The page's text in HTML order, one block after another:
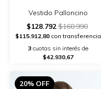
Vestido Palloncino
$128.792$160.990
$115.912,80 con transferencia
3 cuotas sin interés de
$42.930,67
20% OFF